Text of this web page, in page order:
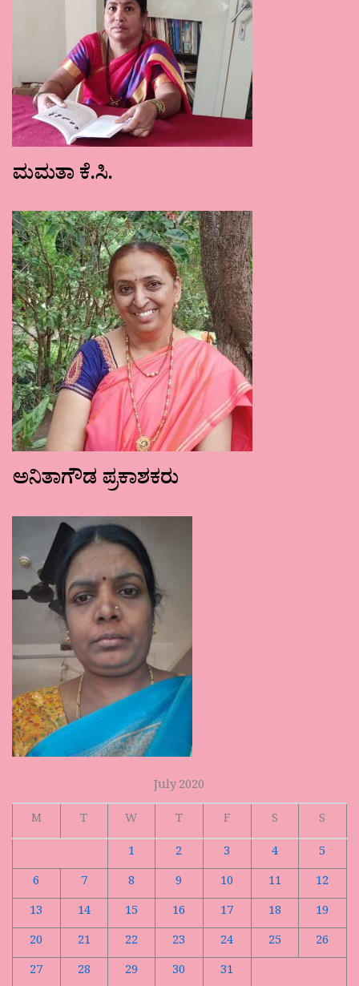
ಮಮತಾ ಕೆ.ಸಿ.
ಅನಿತಾಗೌಡ ಪ್ರಕಾಶಕರು
July 2020
M
T W T F S
S
1
2 3 4
5
6
7 8 9 10 11
12
13
14 15 16 17 18
19
20
21 22 23 24 25
26
27
28 29 30 31